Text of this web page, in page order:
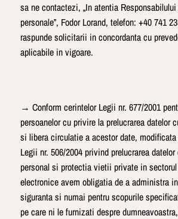
sa ne contactezi, „In atentia
personale”, Fodor Lorand, telefon: +40 741
raspunde solicitarii in concordanta cu
aplicabile in vigoare.
→ Conform cerintelor Legii nr. 677/2001
persoanelor cu privire la prelucrarea datelor
si libera circulatie a acestor date,
Legii nr. 506/2004 privind prelucrarea
personal si protectia vietii private in
electronice avem obligatia de a administra
siguranta si numai pentru scopurile
pe care ni le furnizati despre